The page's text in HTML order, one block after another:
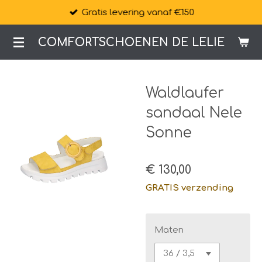
naar
de
COMFORTSCHOENEN DE LELIE
Gratis levering vanaf €150
Waldlaufer
sandaal Nele
Sonne
€ 130,00
GRATIS verzending
Maten